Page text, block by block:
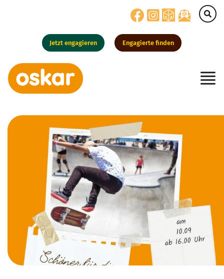
Jetzt engagieren Engagierte finden
Hauptnavigation